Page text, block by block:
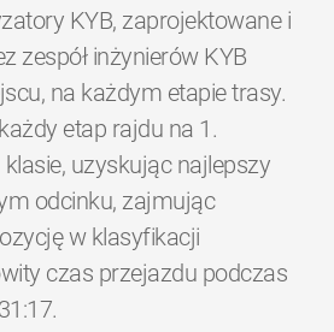
KYB, zaprojektowane i
zespół inżynierów KYB
na każdym etapie trasy.
etap rajdu na 1.
uzyskując najlepszy
odcinku, zajmując
w klasyfikacji
czas przejazdu podczas